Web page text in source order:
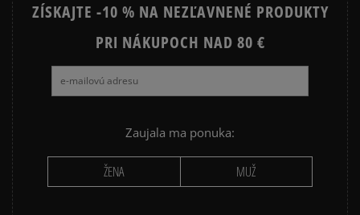
NIKE HOODIES NIKE SPORTSWEAR
JARNÉ OBLEČENIE JESENNÉ OBLEČENIE
ZIMNÉ OBLEČENIE
ZÍSKAJTE -10 % NA NEZĽAVNENÉ PRODUKTY
PRI NÁKUPOCH NAD 80 €
Zaujala ma ponuka:
ŽENA MUŽ